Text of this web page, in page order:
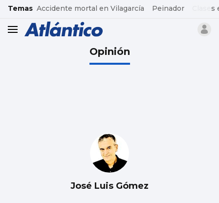
common.go-to-content
Temas Accidente mortal en Vilagarcía Peinador
header.menu.open
Opinión
José Luis Gómez